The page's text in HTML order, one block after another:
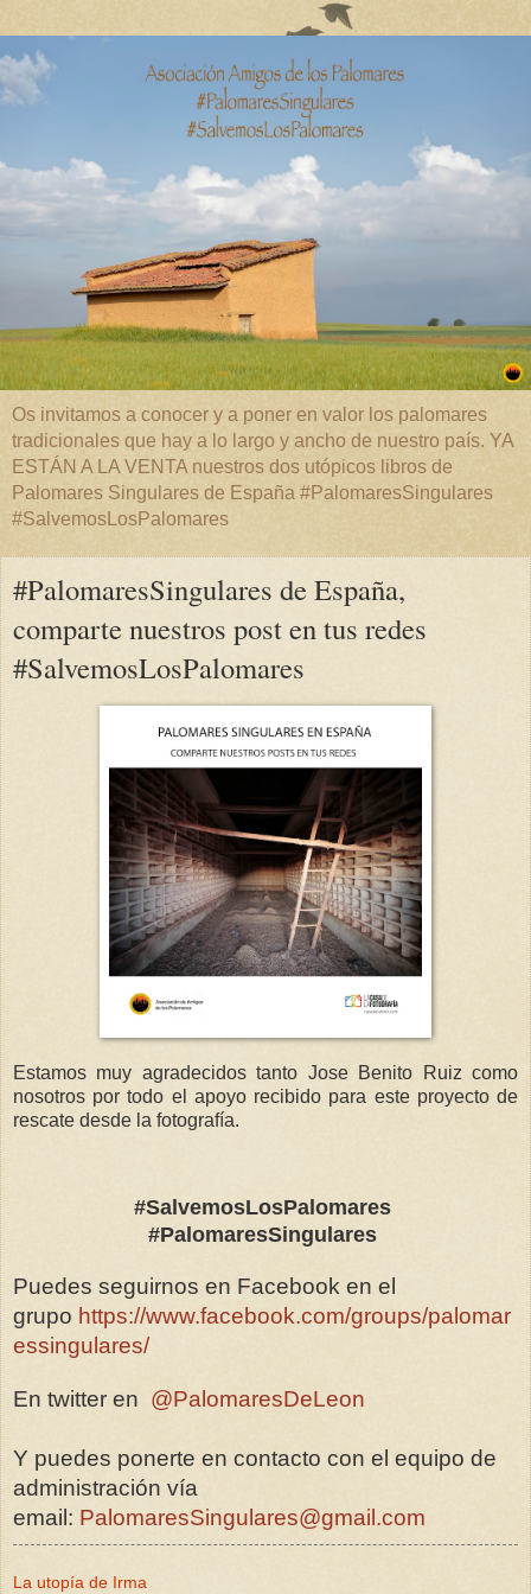
Os invitamos a conocer y a poner en valor los palomares
tradicionales que hay a lo largo y ancho de nuestro país. YA
ESTÁN A LA VENTA nuestros dos utópicos libros de
Palomares Singulares de España #PalomaresSingulares
#SalvemosLosPalomares
#PalomaresSingulares de España,
comparte nuestros post en tus redes
#SalvemosLosPalomares
Estamos muy agradecidos tanto Jose Benito Ruiz como
nosotros por todo el apoyo recibido para este proyecto de
rescate desde la fotografía.
#SalvemosLosPalomares
#PalomaresSingulares
Puedes seguirnos en Facebook en el
grupo https://www.facebook.com/groups/palomar
essingulares/
En twitter en @PalomaresDeLeon
Y puedes ponerte en contacto con el equipo de
administración vía
email: PalomaresSingulares@gmail.com
La utopía de Irma